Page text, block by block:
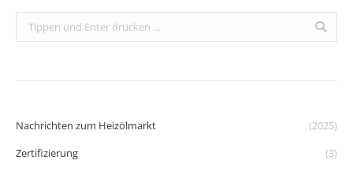
Search:
Nachrichten zum Heizölmarkt
(2025)
Zertifizierung
(3)